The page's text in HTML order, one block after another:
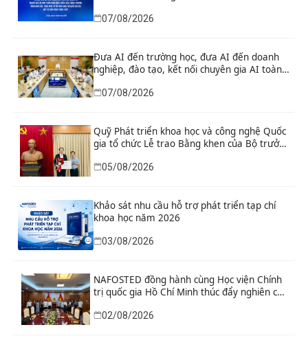
nghiên cứu và phát triển công nghệ chiến
lược thuộc Chương trình khoa học, công
07/08/2026
Đưa AI đến trường học, đưa AI đến doanh
nghiệp, đào tạo, kết nối chuyên gia AI toàn
cầu
07/08/2026
Quỹ Phát triển khoa học và công nghệ Quốc
gia tổ chức Lễ trao Bằng khen của Bộ trưởng
nhân có thành tích xuất sắc
05/08/2026
Khảo sát nhu cầu hỗ trợ phát triển tạp chí
khoa học năm 2026
03/08/2026
NAFOSTED đồng hành cùng Học viện Chính
trị quốc gia Hồ Chí Minh thúc đẩy nghiên cứu
02/08/2026